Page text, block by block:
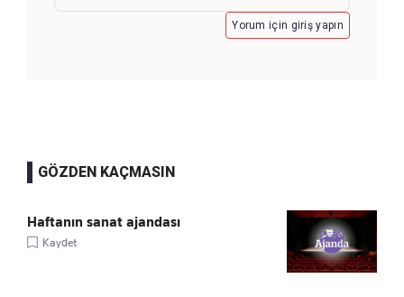
Yorum için giriş yapın
GÖZDEN KAÇMASIN
Haftanın sanat ajandası
Kaydet